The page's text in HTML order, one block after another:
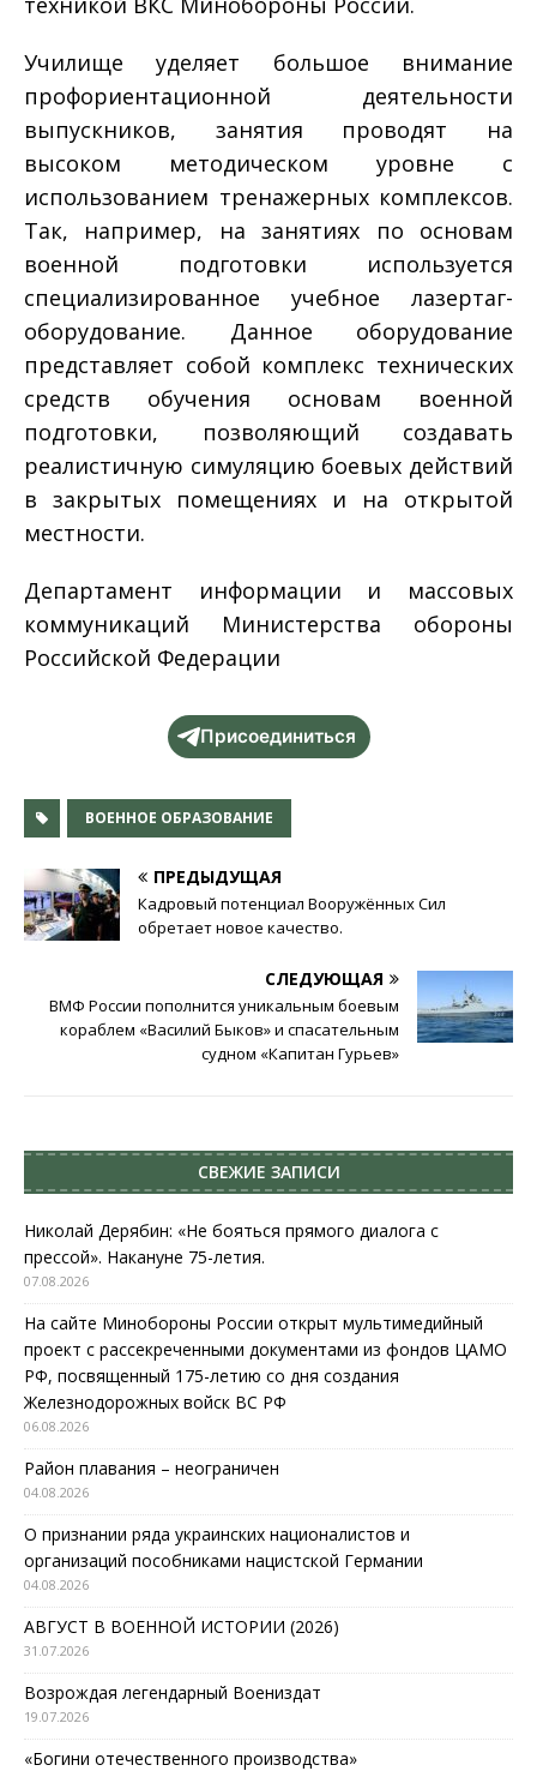
Училище уделяет большое внимание
профориентационной деятельности
выпускников, занятия проводят на
высоком методическом уровне с
использованием тренажерных комплексов.
Так, например, на занятиях по основам
военной подготовки используется
специализированное учебное лазертаг-
оборудование. Данное оборудование
представляет собой комплекс технических
средств обучения основам военной
подготовки, позволяющий создавать
реалистичную симуляцию боевых действий
в закрытых помещениях и на открытой
местности.
Департамент информации и массовых
коммуникаций Министерства обороны
Российской Федерации
Присоединиться
ВОЕННОЕ ОБРАЗОВАНИЕ
ПРЕДЫДУЩАЯ
Кадровый потенциал Вооружённых Сил
обретает новое качество.
СЛЕДУЮЩАЯ
ВМФ России пополнится уникальным боевым
кораблем «Василий Быков» и спасательным
судном «Капитан Гурьев»
СВЕЖИЕ ЗАПИСИ
Николай Дерябин: «Не бояться прямого диалога с
прессой». Накануне 75-летия.
07.08.2026
На сайте Минобороны России открыт мультимедийный
проект с рассекреченными документами из фондов ЦАМО
РФ, посвященный 175-летию со дня создания
Железнодорожных войск ВС РФ
06.08.2026
Район плавания – неограничен
04.08.2026
О признании ряда украинских националистов и
организаций пособниками нацистской Германии
04.08.2026
АВГУСТ В ВОЕННОЙ ИСТОРИИ (2026)
31.07.2026
Возрождая легендарный Воениздат
19.07.2026
«Богини отечественного производства»